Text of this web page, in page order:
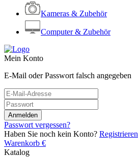
Kameras & Zubehör
Computer & Zubehör
Mein Konto
E-Mail oder Passwort falsch angegeben
Passwort vergessen?
Haben Sie noch kein Konto? Registrieren
Warenkorb €
Katalog